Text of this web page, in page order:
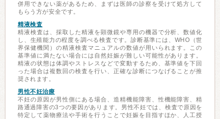
併用できない薬があるため、まずは医師の診察を受けて処方して
もらう方が安全です。
精液検査
精液検査は、採取した精液を顕微鏡や専用の機器で分析、数値化
し、生殖能力の程度を調べる検査です。診断基準には、WHO（世
界保健機関）の精液検査マニュアルの数値が用いられます。この
基準値に満たない場合には自然妊娠が難しい可能性があります。
精液の状態は体調やストレスなどで変動するため、基準値を下回
った場合は複数回の検査を行い、正確な診断につなげることが推
奨されます。
男性不妊治療
不妊の原因が男性側にある場合、造精機能障害、性機能障害、精
路通過障害の3つの要因があります。男性不妊では、検査で原因を
特定して薬物療法や手術を行うことで妊娠を目指すほか、人工授